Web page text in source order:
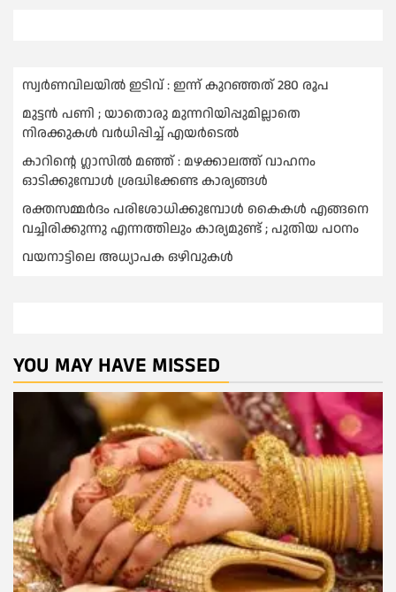
സ്വർണവിലയില്‍ ഇടിവ് : ഇന്ന് കുറഞ്ഞത് 280 രൂപ
മുട്ടൻ പണി ; യാതൊരു മുന്നറിയിപ്പുമില്ലാതെ
നിരക്കുകള്‍ വർധിപ്പിച്ച്‌ എയർടെല്‍
കാറിൻ്റെ ഗ്ലാസിൽ മഞ്ഞ് : മഴക്കാലത്ത് വാഹനം
ഓടിക്കുമ്പോള്‍ ശ്രദ്ധിക്കേണ്ട കാര്യങ്ങൾ
രക്തസമ്മര്‍ദം പരിശോധിക്കുമ്പോള്‍ കൈകള്‍ എങ്ങനെ
വച്ചിരിക്കുന്നു എന്നത്തിലും കാര്യമുണ്ട് ; പുതിയ പഠനം
വയനാട്ടിലെ അധ്യാപക ഒഴിവുകൾ
YOU MAY HAVE MISSED